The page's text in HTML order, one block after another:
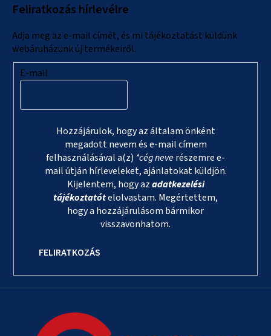
Feliratkozás hírlevélre
Adja meg az e-mail címét, és mi tájékoztatást küldünk
webáruházunk új termékeiről.
E-mail
Hozzájárulok, hogy az általam önként
megadott nevem és e-mail címem
felhasználásával a(z) *cég neverészemre e-
mail útján hírleveleket, ajánlatokat küldjön.
Kijelentem, hogy azadatkezelési
tájékoztatótelolvastam. Megértettem,
hogy a hozzájárulásom bármikor
visszavonhatom.
FELIRATKOZÁS